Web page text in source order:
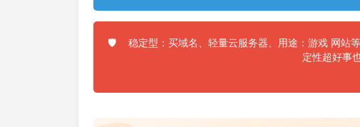
🛡️
稳定型：买域名、轻量云服务器、用途：游戏 网站
定性超好事